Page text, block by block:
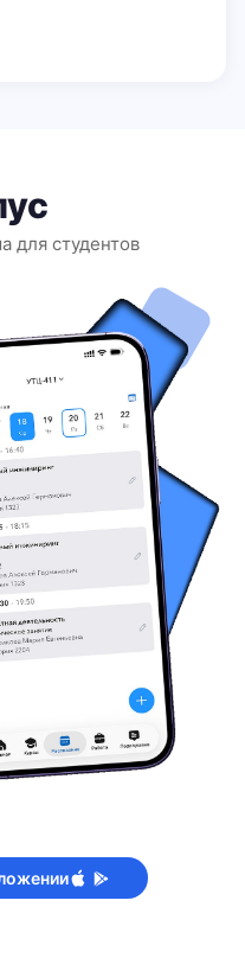
для студентов